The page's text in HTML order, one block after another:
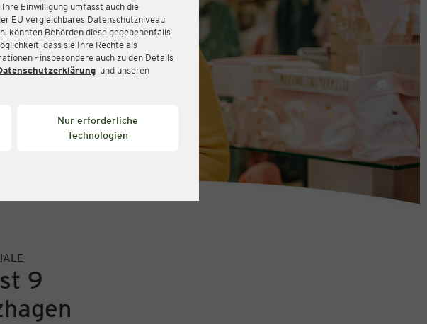
Einwilligung umfasst auch die
EU vergleichbares Datenschutzniveau
könnten Behörden diese gegebenenfalls
dass sie Ihre Rechte als
- insbesondere auch zu den Details
und unseren
Nur erforderliche
Technologien
9